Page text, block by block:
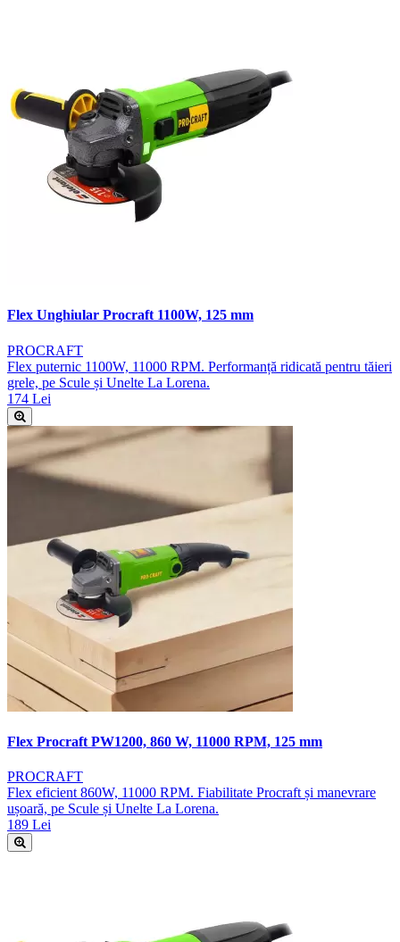
Flex Unghiular Procraft 1100W, 125 mm
PROCRAFT
Flex puternic 1100W, 11000 RPM. Performanță ridicată pentru tăieri
grele, pe Scule și Unelte La Lorena.
174 Lei
Flex Procraft PW1200, 860 W, 11000 RPM, 125 mm
PROCRAFT
Flex eficient 860W, 11000 RPM. Fiabilitate Procraft și manevrare
ușoară, pe Scule și Unelte La Lorena.
189 Lei